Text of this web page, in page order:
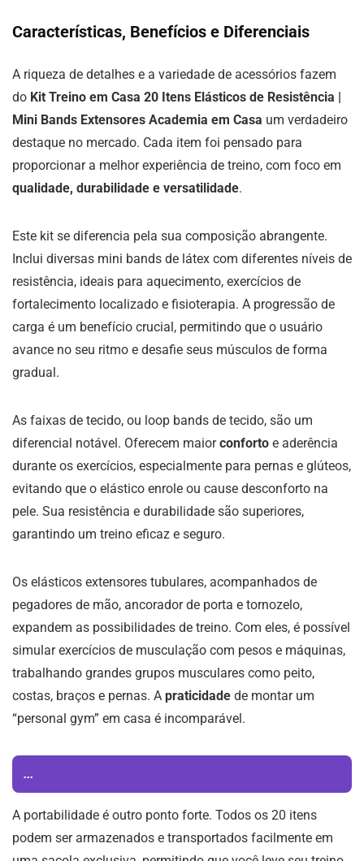
Características, Benefícios e Diferenciais
A riqueza de detalhes e a variedade de acessórios fazem
do Kit Treino em Casa 20 Itens Elásticos de Resistência |
Mini Bands Extensores Academia em Casa um verdadeiro
destaque no mercado. Cada item foi pensado para
proporcionar a melhor experiência de treino, com foco em
qualidade, durabilidade e versatilidade.
Este kit se diferencia pela sua composição abrangente.
Inclui diversas mini bands de látex com diferentes níveis de
resistência, ideais para aquecimento, exercícios de
fortalecimento localizado e fisioterapia. A progressão de
carga é um benefício crucial, permitindo que o usuário
avance no seu ritmo e desafie seus músculos de forma
gradual.
As faixas de tecido, ou loop bands de tecido, são um
diferencial notável. Oferecem maiorconforto e aderência
durante os exercícios, especialmente para pernas e glúteos,
evitando que o elástico enrole ou cause desconforto na
pele. Sua resistência e durabilidade são superiores,
garantindo um treino eficaz e seguro.
Os elásticos extensores tubulares, acompanhados de
pegadores de mão, ancorador de porta e tornozelo,
expandem as possibilidades de treino. Com eles, é possível
simular exercícios de musculação com pesos e máquinas,
trabalhando grandes grupos musculares como peito,
costas, braços e pernas. A praticidade de montar um
“personal gym” em casa é incomparável.
...
A portabilidade é outro ponto forte. Todos os 20 itens
podem ser armazenados e transportados facilmente em